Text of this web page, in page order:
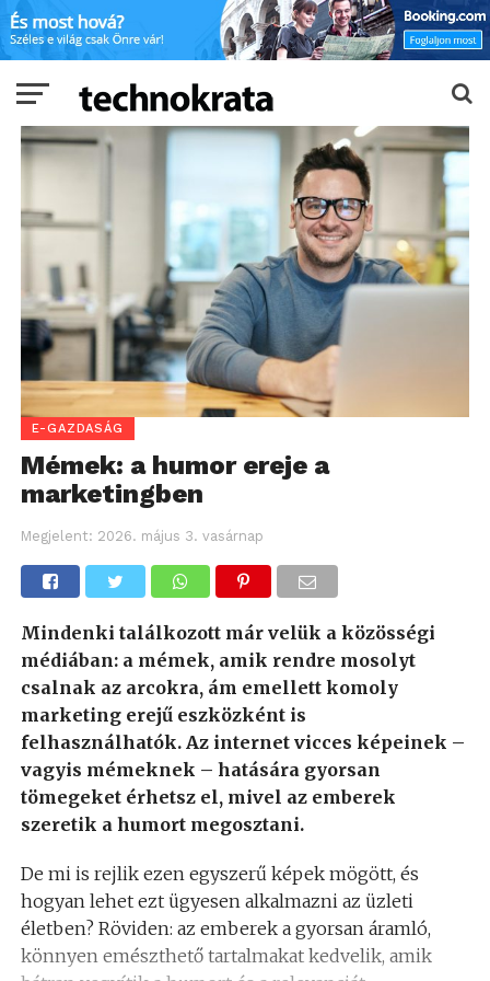
E-GAZDASÁG
Mémek: a humor ereje a
marketingben
Megjelent: 2026. május 3. vasárnap
Mindenki találkozott már velük a közösségi
médiában: a mémek, amik rendre mosolyt
csalnak az arcokra, ám emellett komoly
marketing erejű eszközként is
felhasználhatók. Az internet vicces képeinek –
vagyis mémeknek – hatására gyorsan
tömegeket érhetsz el, mivel az emberek
szeretik a humort megosztani.
De mi is rejlik ezen egyszerű képek mögött, és
hogyan lehet ezt ügyesen alkalmazni az üzleti
életben? Röviden: az emberek a gyorsan áramló,
könnyen emészthető tartalmakat kedvelik, amik